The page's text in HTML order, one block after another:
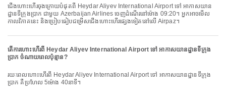
ជើងហោះហើរចុងក្រោយបំផុតពី Heydar Aliyev International Airport ទៅ អាកាសយាន
ដ្ឋានទីក្រុងប្រាក ជាមួយ Azerbaijan Airlines ចេញដំណើរនៅម៉ោង 09:20។ អ្នកអាចមើល
កាលវិភាគនេះ និងប្រៀបធៀបជម្រើសជើងហោះហើរផ្សេងទៀតនៅលើ Airpaz។
តើការហោះហើរពី Heydar Aliyev International Airport ទៅ អាកាសយានដ្ឋានទីក្រុង
ប្រាក ចំណាយពេលប៉ុន្មាន?
រយៈពេលហោះហើរពី Heydar Aliyev International Airport ទៅ អាកាសយានដ្ឋានទីក្រុង
ប្រាក គឺប្រហែល 5ម៉ោង 40នាទី។